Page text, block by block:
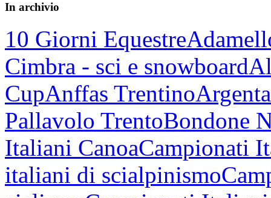
In archivio
10 Giorni Equestre
Cimbra - sci e snowboard
CupAnffas Trentino
Pallavolo TrentoBondone
Italiani CanoaCampionati
italiani di scialpinismo